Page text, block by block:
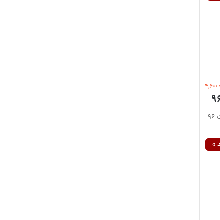
۴,۶۰۰
اختصاصی پایگاه خبری اختبار: مصاحبه خانم مینا معین رتبه ۱ کانون وکلای دادگستری اصفهان در آزمون وکالت ۹۶
»